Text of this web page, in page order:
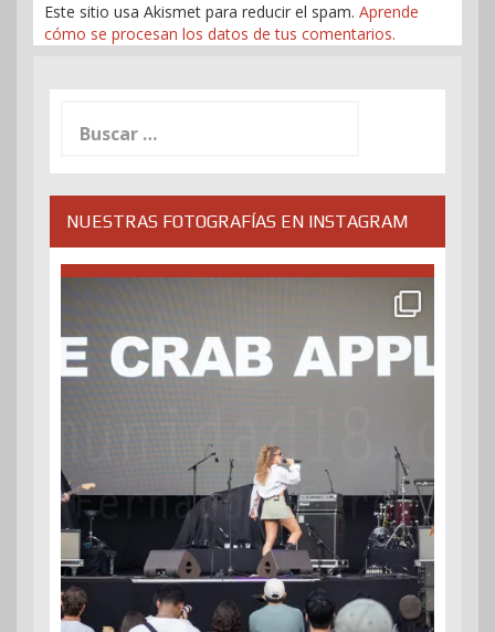
Este sitio usa Akismet para reducir el spam. Aprende
cómo se procesan los datos de tus comentarios.
NUESTRAS FOTOGRAFÍAS EN INSTAGRAM